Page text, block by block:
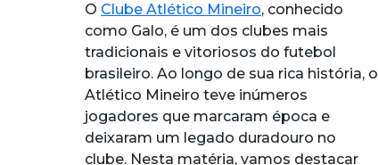
O Clube Atlético Mineiro, conhecido
como Galo, é um dos clubes mais
tradicionais e vitoriosos do futebol
brasileiro. Ao longo de sua rica história, o
Atlético Mineiro teve inúmeros
jogadores que marcaram época e
deixaram um legado duradouro no
clube. Nesta matéria, vamos destacar